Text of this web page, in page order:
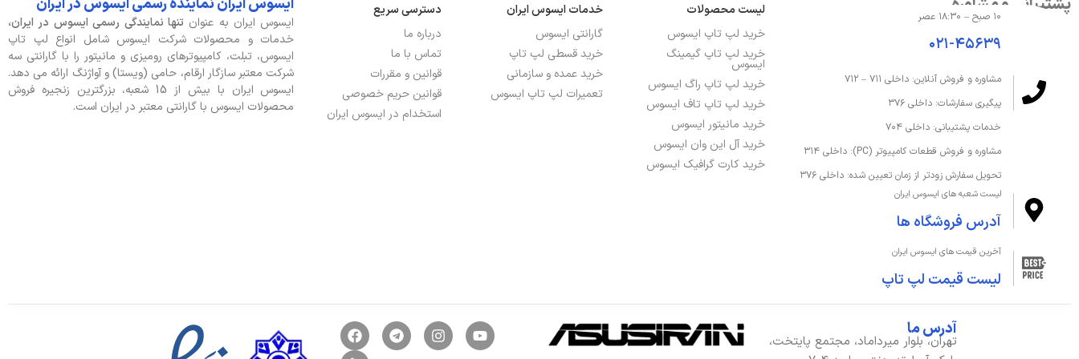
درایو نوری ندارد
ظرفیت حافظه داخلی
ظرفیت حافظه رم
قابلیت ارتقا رم
M.2 NVMe PCIe 3.0 SSD
نوع حافظه داخلی
اندازه صفحه نمایش 17.3 اینچ
پشتیبانی و مشاوره
۱۰ صبح – ۱۸:۳۰ عصر
۰۲۱-۴۵۶۳۹
مشاوره و فروش آنلاین: داخلی ۷۱۱ – ۷۱۲
پیگیری سفارشات: داخلی ۳۷۶
خدمات پشتیبانی: داخلی ۷۰۴
مشاوره و فروش قطعات کامپیوتر (PC): داخلی ۳۱۴
تحویل سفارش زودتر از زمان تعیین شده: داخلی ۳۷۶
لیست شعبه های ایسوس ایران
آدرس فروشگاه ها
آخرین قیمت های ایسوس ایران
لیست قیمت لپ تاپ
لیست محصولات
خرید لپ تاپ ایسوس
خرید لپ تاپ گیمینگ
ایسوس
خرید لپ تاپ راگ ایسوس
خرید لپ تاپ تاف ایسوس
خرید مانیتور ایسوس
خرید آل این وان ایسوس
خرید کارت گرافیک ایسوس
خدمات ایسوس ایران
گارانتی ایسوس
خرید قسطی لپ تاپ
خرید عمده و سازمانی
تعمیرات لپ تاپ ایسوس
دسترسی سریع
درباره ما
تماس با ما
قوانین و مقررات
قوانین حریم خصوصی
استخدام در ایسوس ایران
ایسوس ایران نماینده رسمی ایسوس در ایران
ایسوس ایران به عنوان تنها نمایندگی رسمی ایسوس در ایران،
خدمات و محصولات شرکت ایسوس شامل انواع لپ تاپ
ایسوس، تبلت، کامپیوترهای رومیزی و مانیتور را با گارانتی سه
شرکت معتبر سازگار ارقام، حامی (ویستا) و آواژنگ ارائه می دهد.
ایسوس ایران با بیش از 15 شعبه، بزرگترین زنجیره فروش
محصولات ایسوس با گارانتی معتبر در ایران است.
آدرس ما
تهران، بلوار میرداماد، مجتمع پایتخت،